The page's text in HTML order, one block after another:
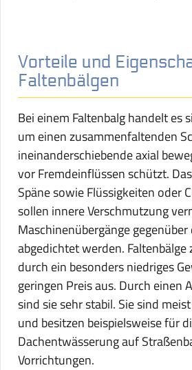
Vorteile und
Faltenbälgen
Bei einem Faltenbalg handelt es
um einen zusammenfaltenden
ineinanderschiebende axial
vor Fremdeinflüssen schützt.
Späne sowie Flüssigkeiten oder
sollen innere Verschmutzung
Maschinenübergänge
abgedichtet werden. Faltenbälge
durch ein besonders niedriges
geringen Preis aus. Durch einen
sind sie sehr stabil. Sie sind
und besitzen beispielsweise für
Dachentwässerung auf
Vorrichtungen.